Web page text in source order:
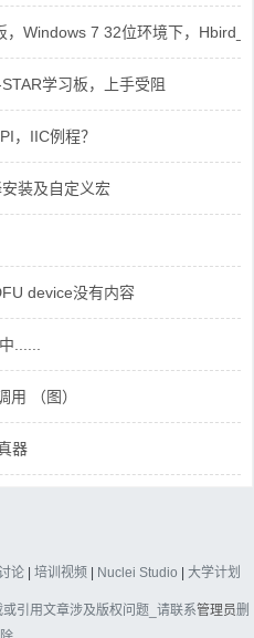
，Windows 7 32位环境下，
学习板，上手受阻
，IIC例程？
安装及自定义宏
device没有内容
......
用 （图）
器
论 | 培训视频 | Nuclei Studio | 大学计划
引用文章涉及版权问题_请联系管理员删